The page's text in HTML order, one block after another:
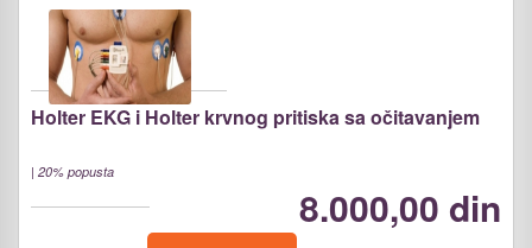
Holter EKG i Holter krvnog pritiska sa očitavanjem
| 20% popusta
8.000,00 din